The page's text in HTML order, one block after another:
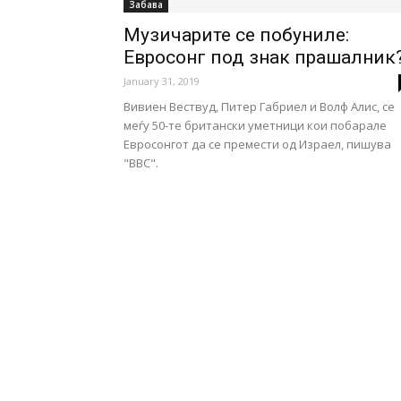
Забава
Музичарите се побуниле:
Евросонг под знак
January 31, 2019
Вивиен Вествуд, Питер Габриел и Волф Алис, се
меѓу 50-те британски уметници кои побарале
Евросонгот да се премести од Израел, пишува
"BBC".